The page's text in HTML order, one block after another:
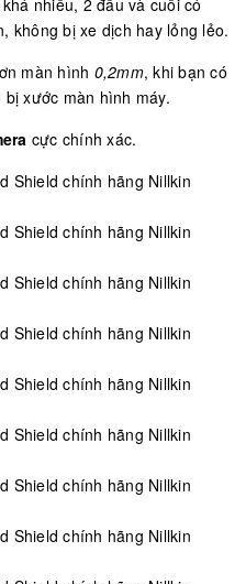
không bị xe dịch hay lỏng lẻo.
màn hình 0,2mm, khi bạn có
xước màn hình máy.
cực chính xác.